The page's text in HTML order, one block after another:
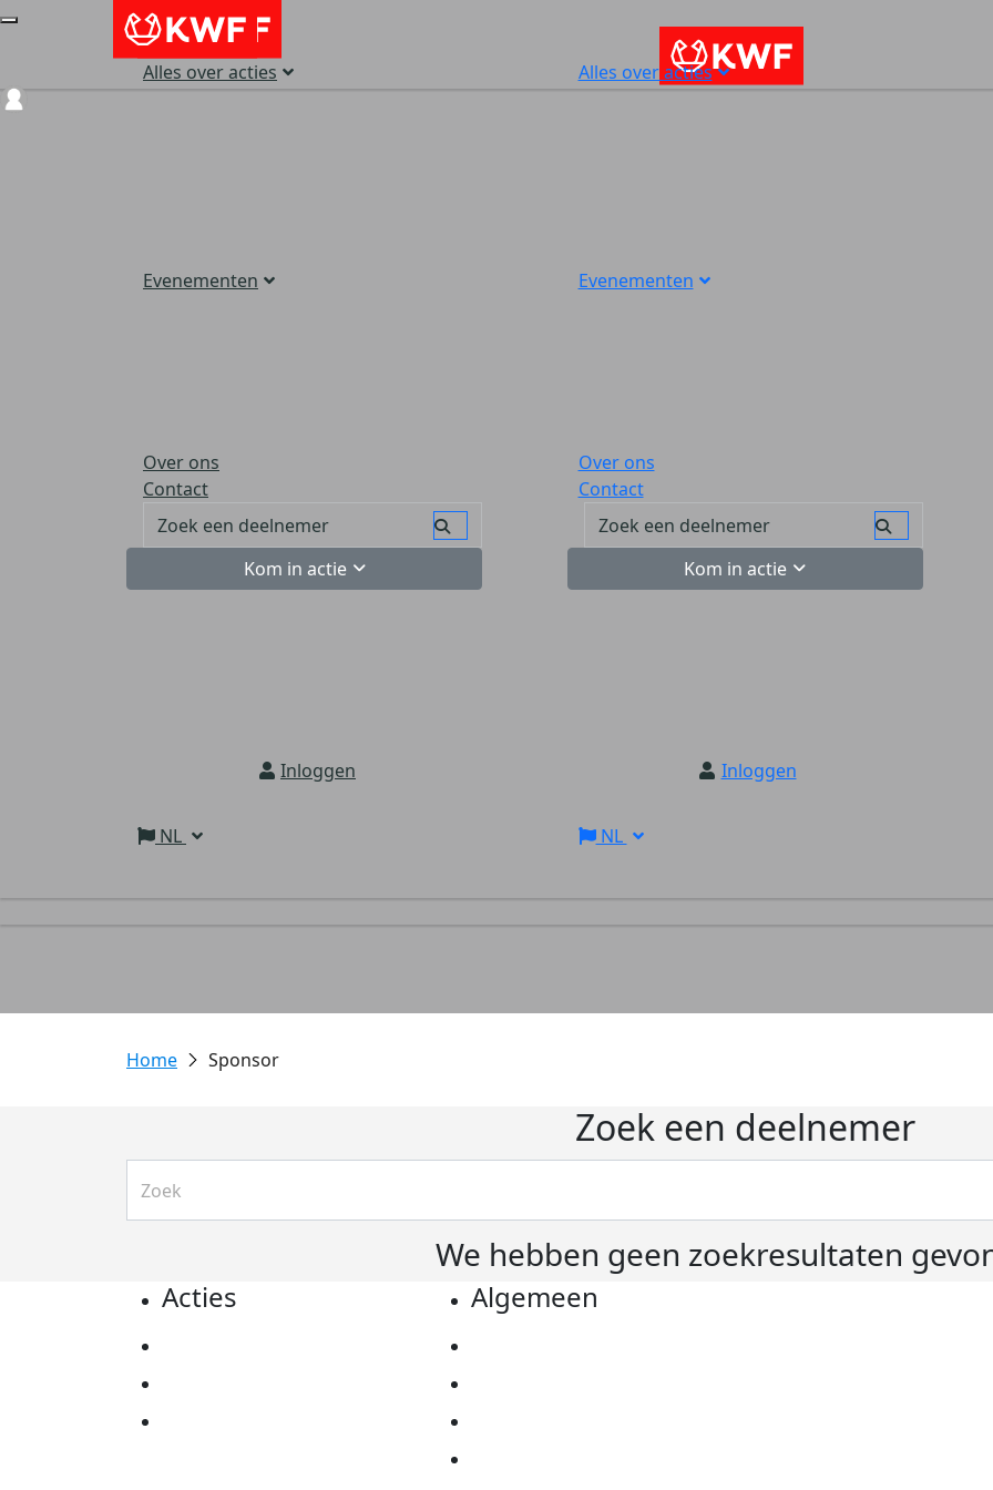
Alles over acties
Evenementen
Over ons
Contact
Kom in actie
Inloggen
NL
Alles over acties
Evenementen
Over ons
Contact
Kom in actie
Inloggen
NL
Sponsor
Zoek een deelnemer
We hebben geen zoekresultaten
Acties Algemeen